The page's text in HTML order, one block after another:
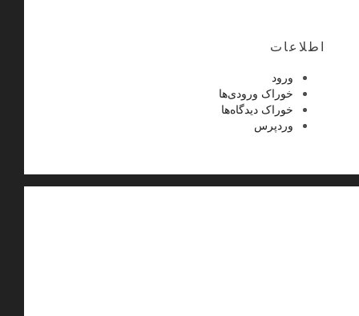
اطلاعات
ورود
خوراک ورودی‌ها
خوراک دیدگاه‌ها
وردپرس